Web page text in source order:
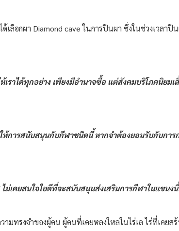
อกผา Diamond cave ในการปีนผา ซึ่งในช่วงเวลาปี
าได้ทุกอย่าง เพียงมีอำนาจซื้อ แต่สังคมบริโภคนิยมเ
การสนับสนุนกับกีฬาชนิดนี้ หากจำต้องยอมรับกับการ
เคยสนใจใยดีที่จะสนับสนุนส่งเสริมการกีฬาในแขนง
ทรงจำของผู้คน ผู้คนที่เคยหลงใหลในไร่เล ไร่ที่เคยสร้